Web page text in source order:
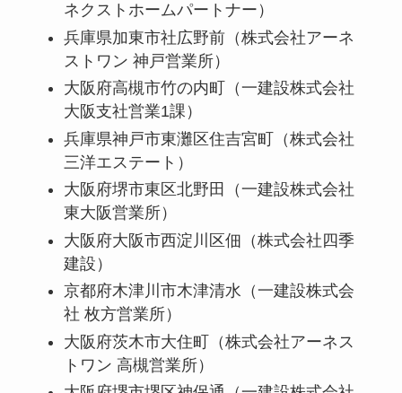
ネクストホームパートナー）
兵庫県加東市社広野前（株式会社アーネ
ストワン 神戸営業所）
大阪府高槻市竹の内町（一建設株式会社
大阪支社営業1課）
兵庫県神戸市東灘区住吉宮町（株式会社
三洋エステート）
大阪府堺市東区北野田（一建設株式会社
東大阪営業所）
大阪府大阪市西淀川区佃（株式会社四季
建設）
京都府木津川市木津清水（一建設株式会
社 枚方営業所）
大阪府茨木市大住町（株式会社アーネス
トワン 高槻営業所）